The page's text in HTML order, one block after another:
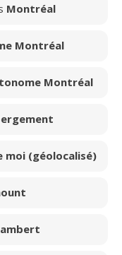
Montréal
Montréal
Montréal
moi (géolocalisé)